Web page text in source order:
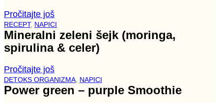
Pročitajte još
RECEPT, NAPICI
Mineralni zeleni šejk (moringa,
spirulina & celer)
Pročitajte još
DETOKS ORGANIZMA NAPICI
Power green – purple Smoothie